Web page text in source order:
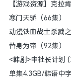
【游戏资源】克拉
寒门天骄（66集）
动漫铁血战士杀戮
替身为帝（92集）
<韩剧>申社长计划
单集4.3GB/韩语中